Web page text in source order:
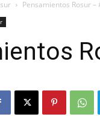
Pensamientos Rosur